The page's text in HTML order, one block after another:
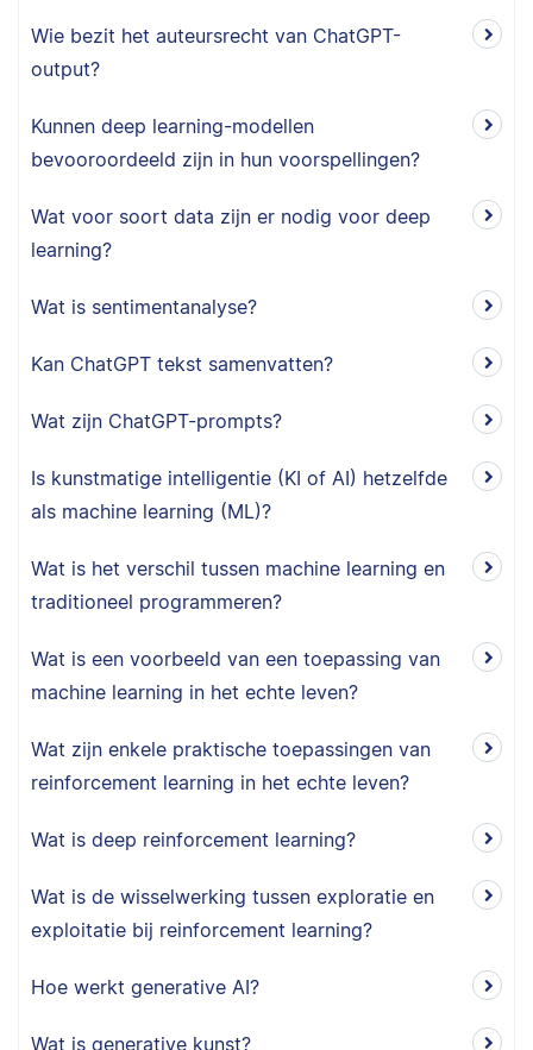
Wie bezit het auteursrecht van ChatGPT-
output?
Kunnen deep learning-modellen
bevooroordeeld zijn in hun voorspellingen?
Wat voor soort data zijn er nodig voor deep
learning?
Wat is sentimentanalyse?
Kan ChatGPT tekst samenvatten?
Wat zijn ChatGPT-prompts?
Is kunstmatige intelligentie (KI of AI) hetzelfde
als machine learning (ML)?
Wat is het verschil tussen machine learning en
traditioneel programmeren?
Wat is een voorbeeld van een toepassing van
machine learning in het echte leven?
Wat zijn enkele praktische toepassingen van
reinforcement learning in het echte leven?
Wat is deep reinforcement learning?
Wat is de wisselwerking tussen exploratie en
exploitatie bij reinforcement learning?
Hoe werkt generative AI?
Wat is generative kunst?